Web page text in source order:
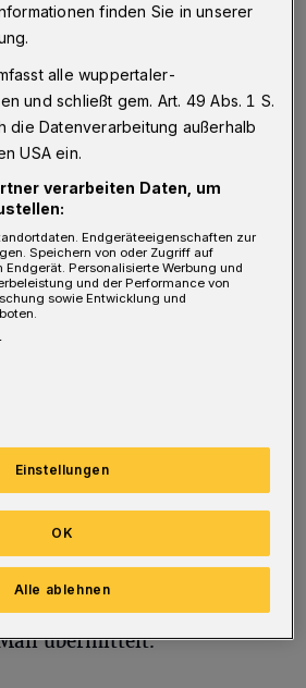
Kontakt aufnehmen und
in seiner Praxis getestet
allerdings nicht, dass
beim Gesundheitsamt
Niemand hatte uns darauf
Freundin einen
ich habe sofort den
mit unseren Daten und der
für jede Person
später bekam ich von dort
Nachricht, ohne
die Meldung nicht
werden. Diese hatte ich auf
bereits zweimal eingetragen,
nochmals, also ein
übermittelt.
finden Sie in unserer
alle wuppertaler-
und schließt gem. Art. 49 Abs. 1 S.
die Datenverarbeitung außerhalb
USA ein.
verarbeiten Daten, um
Endgeräteeigenschaften zur
Speichern von oder Zugriff auf
Personalisierte Werbung und
und der Performance von
sowie Entwicklung und
Einstellungen
Alle ablehnen
OK